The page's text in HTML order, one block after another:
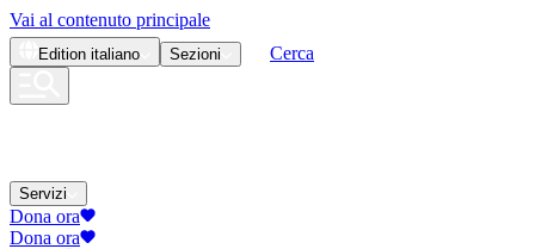
Vai al contenuto principale
Edition italiano Sezioni Cerca
Servizi
Dona ora
Dona ora